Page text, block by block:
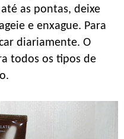
as pontas, deixe
e enxague. Para
diariamente. O
todos os tipos de